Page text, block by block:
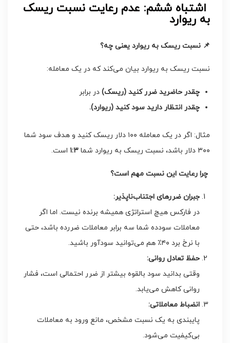
اشتباه ششم: عدم رعایت نسبت ریسک
به ریوارد
📌 نسبت ریسک به ریوارد یعنی چه؟
نسبت ریسک به ریوارد بیان می‌کند که در یک معامله:
چقدر حاضرید ضرر کنید (ریسک) در برابر
چقدر انتظار دارید سود کنید (ریوارد).
مثال: اگر در یک معامله ۱۰۰ دلار ریسک کنید و هدف سود شما
۳۰۰ دلار باشد، نسبت ریسک به ریوارد شما
۱:۳ است.
چرا رعایت این نسبت مهم است؟
جبران ضررهای اجتناب‌ناپذیر:
در فارکس هیچ استراتژی همیشه برنده نیست. اما اگر
معاملات سودده شما سه برابر معاملات ضررده باشد، حتی
با نرخ برد ۴۰٪ هم می‌توانید سودآور باشید.
حفظ تعادل روانی:
وقتی بدانید سود بالقوه بیشتر از ضرر احتمالی است، فشار
روانی کاهش می‌یابد.
انضباط معاملاتی:
پایبندی به یک نسبت مشخص، مانع ورود به معاملات
بی‌کیفیت می‌شود.